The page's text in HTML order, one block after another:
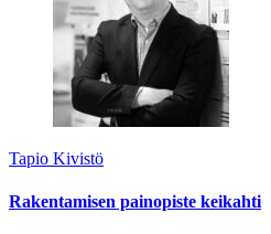
Tapio Kivistö
Rakentamisen painopiste keikahti